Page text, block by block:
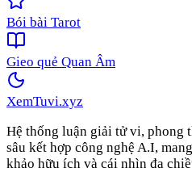
Bói bài Tarot
Gieo quẻ Quan Âm
XemTuvi.xyz
Hệ thống luận giải tử vi, phong
sâu kết hợp công nghệ A.I,
khảo hữu ích và cái nhìn đa